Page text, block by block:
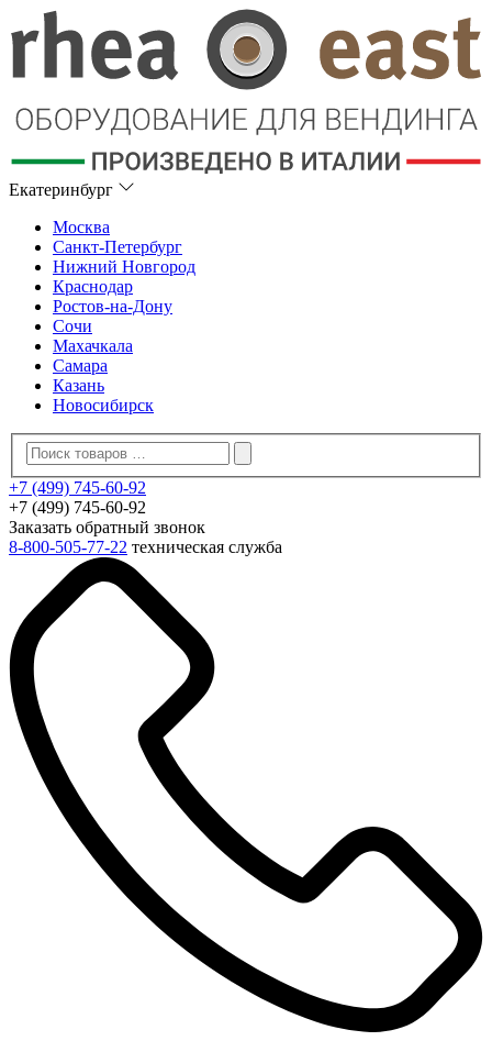
Екатеринбург
Москва
Санкт-Петербург
Нижний Новгород
Краснодар
Ростов-на-Дону
Сочи
Махачкала
Самара
Казань
Новосибирск
+7 (499) 745-60-92
+7 (499) 745-60-92
Заказать обратный звонок
8-800-505-77-22 техническая служба